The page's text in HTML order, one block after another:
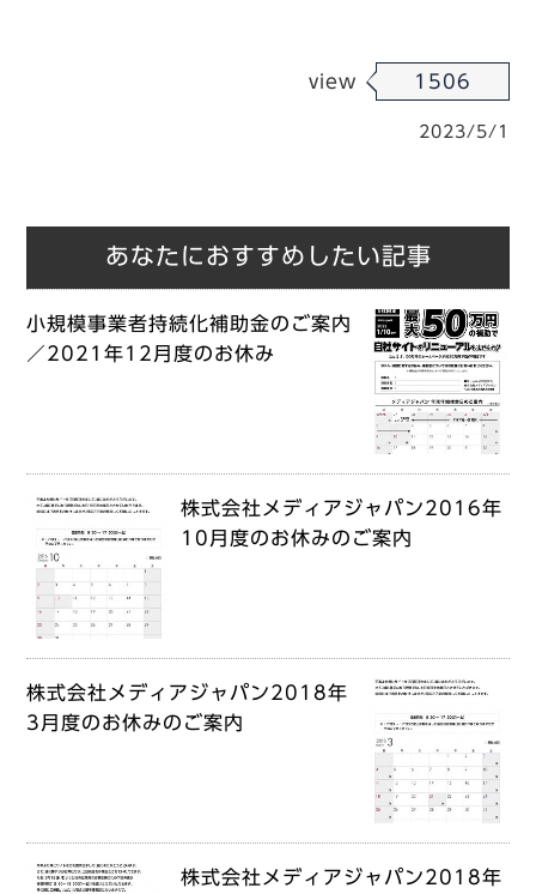
view 1506
2023/5/1
あなたにおすすめしたい記事
小規模事業者持続化補助金のご案内
／2021年12月度のお休み
株式会社メディアジャパン2016年
10月度のお休みのご案内
株式会社メディアジャパン2018年
3月度のお休みのご案内
株式会社メディアジャパン2018年